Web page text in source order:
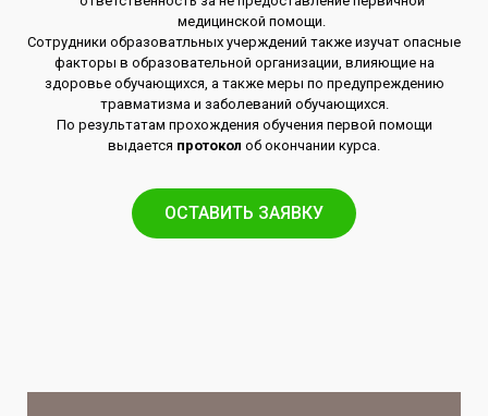
медицинской помощи.
Сотрудники образоватльных учерждений также изучат опасные
факторы в образовательной организации, влияющие на
здоровье обучающихся, а также меры по предупреждению
травматизма и заболеваний обучающихся.
По результатам прохождения обучения первой помощи
выдается протокол об окончании курса.
ОСТАВИТЬ ЗАЯВКУ​